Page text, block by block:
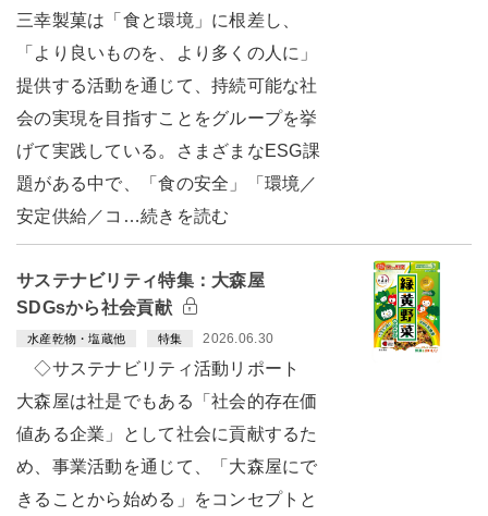
三幸製菓は「食と環境」に根差し、
「より良いものを、より多くの人に」
提供する活動を通じて、持続可能な社
会の実現を目指すことをグループを挙
げて実践している。さまざまなESG課
題がある中で、「食の安全」「環境／
安定供給／コ…続きを読む
サステナビリティ特集：大森屋
SDGsから社会貢献
水産乾物・塩蔵他 特集 2026.06.30
◇サステナビリティ活動リポート
大森屋は社是でもある「社会的存在価
値ある企業」として社会に貢献するた
め、事業活動を通じて、「大森屋にで
きることから始める」をコンセプトと